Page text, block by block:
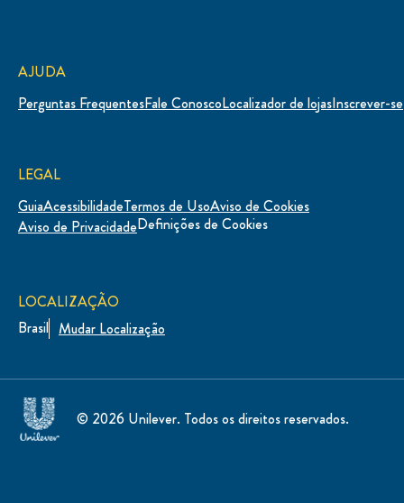
AJUDA
Perguntas FrequentesFale ConoscoLocalizador de lojasInscrever-se
LEGAL
GuiaAcessibilidadeTermos de UsoAviso de Cookies
Aviso de PrivacidadeDefinições de Cookies
© 2026 Unilever. Todos os direitos reservados.
LOCALIZAÇÃO
Brasil Mudar Localização